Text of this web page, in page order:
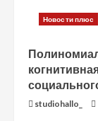
Новости плюс
studiohallo_